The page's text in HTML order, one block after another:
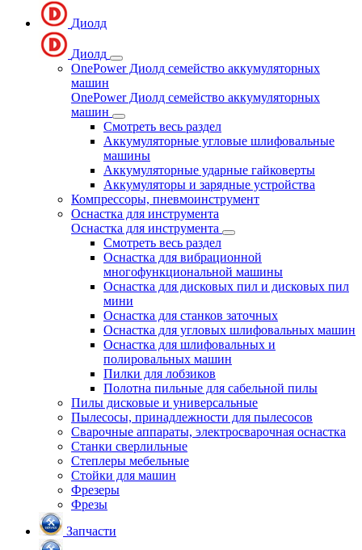
Диолд
Диолд
OnePower Диолд семейство аккумуляторных
машин
OnePower Диолд семейство аккумуляторных
машин
Смотреть весь раздел
Аккумуляторные угловые шлифовальные
машины
Аккумуляторные ударные гайковерты
Аккумуляторы и зарядные устройства
Компрессоры, пневмоинструмент
Оснастка для инструмента
Оснастка для инструмента
Смотреть весь раздел
Оснастка для вибрационной
многофункциональной машины
Оснастка для дисковых пил и дисковых пил
мини
Оснастка для станков заточных
Оснастка для угловых шлифовальных машин
Оснастка для шлифовальных и
полировальных машин
Пилки для лобзиков
Полотна пильные для сабельной пилы
Пилы дисковые и универсальные
Пылесосы, принадлежности для пылесосов
Сварочные аппараты, электросварочная оснастка
Станки сверлильные
Степлеры мебельные
Стойки для машин
Фрезеры
Фрезы
Запчасти